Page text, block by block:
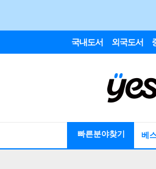
국내도서 외국도서
빠른분야찾기 베